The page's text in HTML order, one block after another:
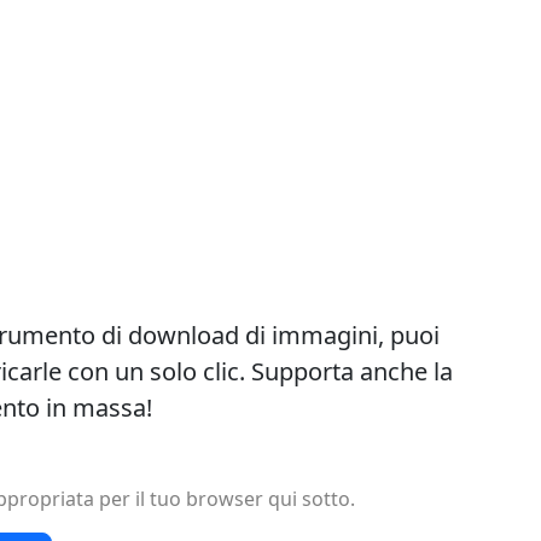
di download di immagini, puoi
con un solo clic. Supporta anche la
in massa!
per il tuo browser qui sotto.